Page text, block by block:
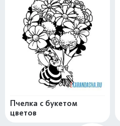
Пчелка с букетом
цветов